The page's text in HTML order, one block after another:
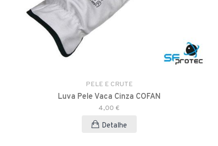
PELE E CRUTE
Luva Pele Vaca Cinza COFAN
4,00 €
Detalhe